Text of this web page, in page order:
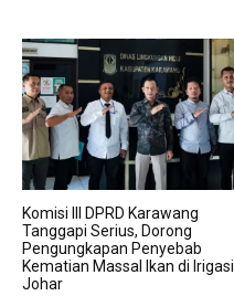
Komisi III DPRD Karawang
Tanggapi Serius, Dorong
Pengungkapan Penyebab
Kematian Massal Ikan di Irigasi
Johar